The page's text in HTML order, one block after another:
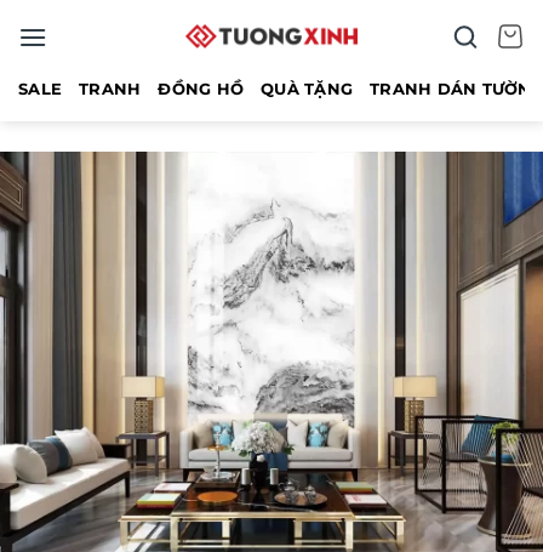
qua
SALE TRANH ĐỒNG HỒ QUÀ TẶNG TRANH DÁN